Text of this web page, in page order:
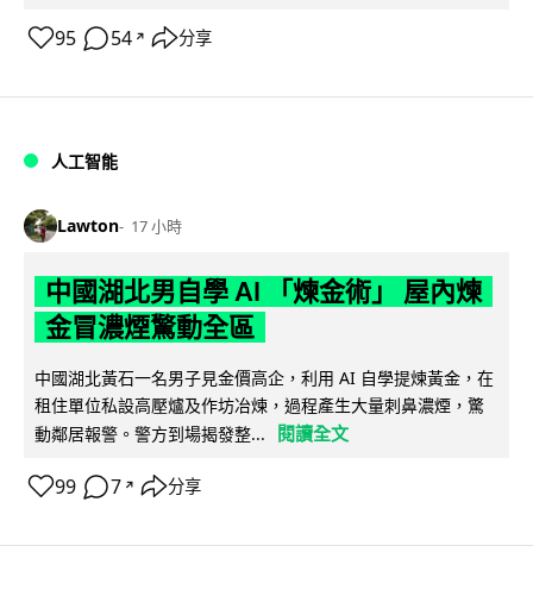
95 54 ↗ 分享
人工智能
Lawton 17 小時
中國湖北男自學 AI 「煉金術」 屋內煉
金冒濃煙驚動全區
中國湖北黃石一名男子見金價高企，利用 AI 自學提煉黃金，在
租住單位私設高壓爐及作坊冶煉，過程產生大量刺鼻濃煙，驚
動鄰居報警。警方到場揭發整...
閱讀全文
99 7 ↗ 分享